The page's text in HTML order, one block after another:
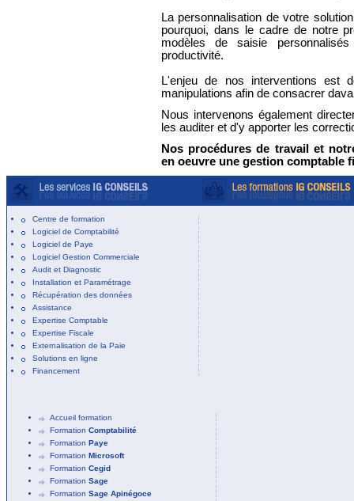
La personnalisation de votre
pourquoi, dans le cadre de notre
modèles de saisie
productivité.
L'enjeu de nos interventions est
manipulations afin de consacrer
Nous intervenons également
les auditer et d'y apporter les
Nos procédures de travail et
en oeuvre une gestion comptable
Centre de formation
Logiciel de Comptabilité
Logiciel de Paye
Logiciel Gestion Commerciale
Audit et Diagnostic
Installation et Paramétrage
Récupération des données
Assistance
Expertise Comptable
Expertise Fiscale
Externalisation de la Paie
Solutions en ligne
Financement
Accueil formation
Formation Comptabilité
Formation Paye
Formation Microsoft
Formation Cegid
Formation Sage
Formation Sage Apinégoce